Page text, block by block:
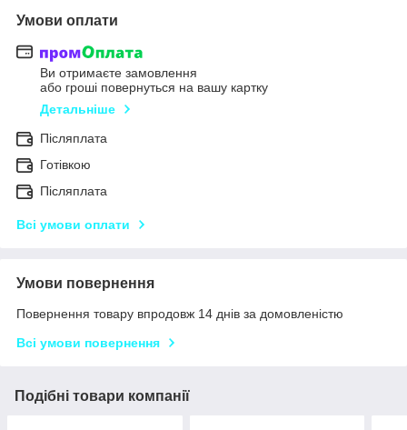
Умови оплати
Ви отримаєте замовлення
або гроші повернуться на вашу картку
Детальніше
Післяплата
Готівкою
Післяплата
Всі умови оплати
Умови повернення
Повернення товару впродовж 14 днів за домовленістю
Всі умови повернення
Подібні товари компанії